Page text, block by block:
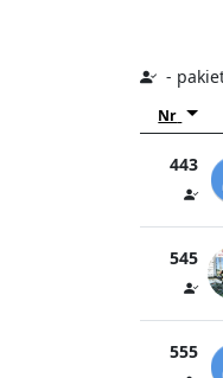
-
Nr
443
545
555